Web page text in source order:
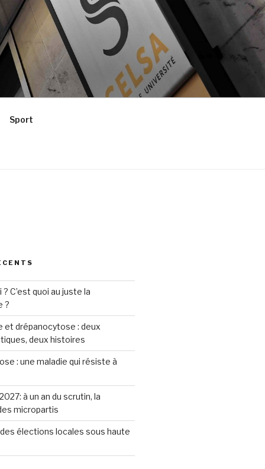
Sport
C’est quoi au juste la
?
et drépanocytose : deux
deux histoires
: une maladie qui résiste à
à un an du scrutin, la
micropartis
des élections locales sous haute